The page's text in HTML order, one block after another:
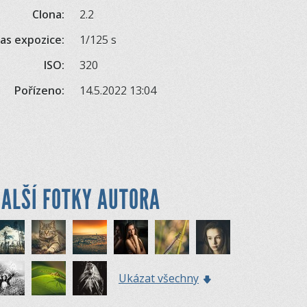
Clona:
2.2
expozice:
1/125 s
ISO:
320
Pořízeno:
14.5.2022 13:04
FOTKY AUTORA
Ukázat všechny